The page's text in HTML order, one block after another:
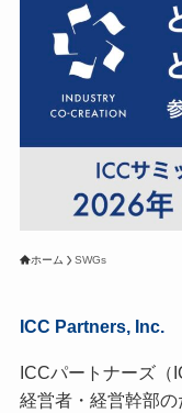
ホーム SWGs
ICC Partners, Inc.
ICCパートナーズ（
経営者・経営幹部